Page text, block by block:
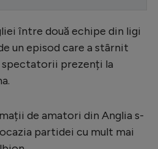
între două echipe din ligi
un episod care a stârnit
prezenți la
de amatori din Anglia s-
partidei cu mult mai